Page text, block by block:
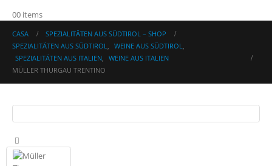
00 items
CASA
SPEZIALITÄTEN AUS SÜDTIROL – SHOP
SPEZIALITÄTEN AUS SÜDTIROL, WEINE AUS SÜDTIROL,
SPEZIALITÄTEN AUS ITALIEN, WEINE AUS ITALIEN
MÜLLER THURGAU TRENTINO